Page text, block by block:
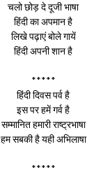
चलो छोड़ दे दूजी भाषा
हिंदी का अपमान है
लिखे पढ़ाएं बोले गायें
हिंदी अपनी शान है
*****
हिंदी दिवस पर्व है
इस पर हमें गर्व है
सम्मानित हमारी राष्ट्रभाषा
हम सबकी है यही अभिलाषा
*****